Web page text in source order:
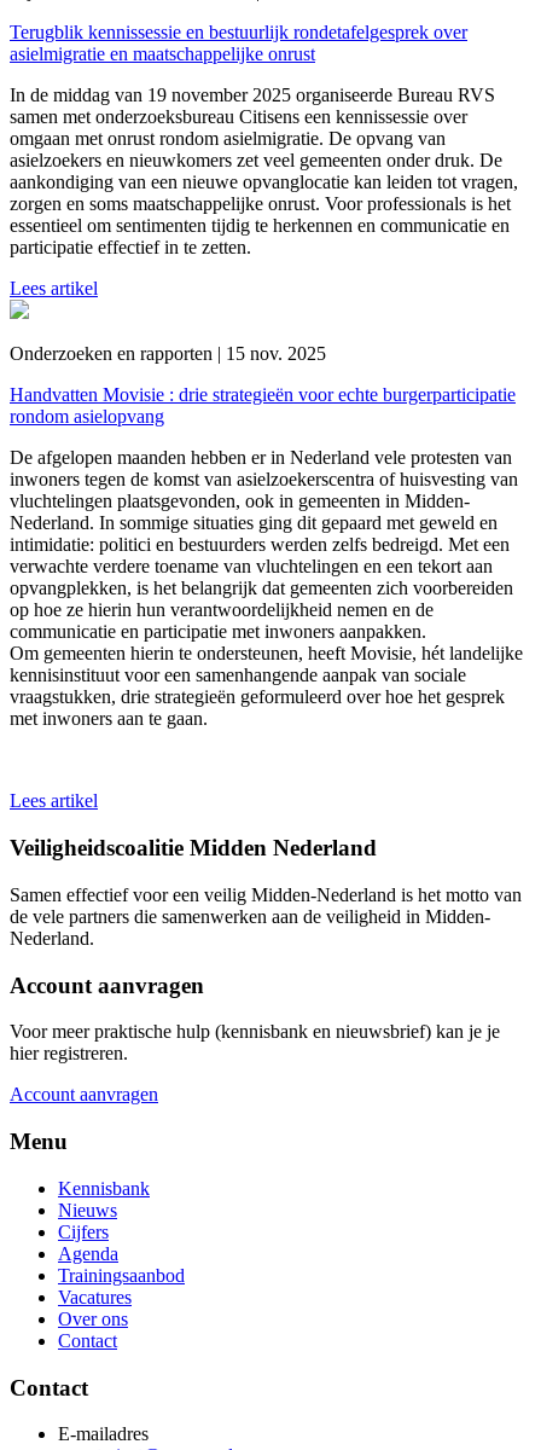
Terugblik kennissessie en bestuurlijk rondetafelgesprek over
asielmigratie en maatschappelijke onrust
In de middag van 19 november 2025 organiseerde Bureau RVS
samen met onderzoeksbureau Citisens een kennissessie over
omgaan met onrust rondom asielmigratie. De opvang van
asielzoekers en nieuwkomers zet veel gemeenten onder druk. De
aankondiging van een nieuwe opvanglocatie kan leiden tot vragen,
zorgen en soms maatschappelijke onrust. Voor professionals is het
essentieel om sentimenten tijdig te herkennen en communicatie en
participatie effectief in te zetten.
Lees artikel
Onderzoeken en rapporten | 15 nov. 2025
Handvatten Movisie : drie strategieën voor echte burgerparticipatie
rondom asielopvang
De afgelopen maanden hebben er in Nederland vele protesten van
inwoners tegen de komst van asielzoekerscentra of huisvesting van
vluchtelingen plaatsgevonden, ook in gemeenten in Midden-
Nederland. In sommige situaties ging dit gepaard met geweld en
intimidatie: politici en bestuurders werden zelfs bedreigd. Met een
verwachte verdere toename van vluchtelingen en een tekort aan
opvangplekken, is het belangrijk dat gemeenten zich voorbereiden
op hoe ze hierin hun verantwoordelijkheid nemen en de
communicatie en participatie met inwoners aanpakken.
Om gemeenten hierin te ondersteunen, heeft Movisie, hét landelijke
kennisinstituut voor een samenhangende aanpak van sociale
vraagstukken, drie strategieën geformuleerd over hoe het gesprek
met inwoners aan te gaan.
Lees artikel
Veiligheidscoalitie Midden Nederland
Samen effectief voor een veilig Midden-Nederland is het motto van
de vele partners die samenwerken aan de veiligheid in Midden-
Nederland.
Account aanvragen
Voor meer praktische hulp (kennisbank en nieuwsbrief) kan je je
hier registreren.
Account aanvragen
Menu
Kennisbank
Nieuws
Cijfers
Agenda
Trainingsaanbod
Vacatures
Over ons
Contact
Contact
E-mailadres